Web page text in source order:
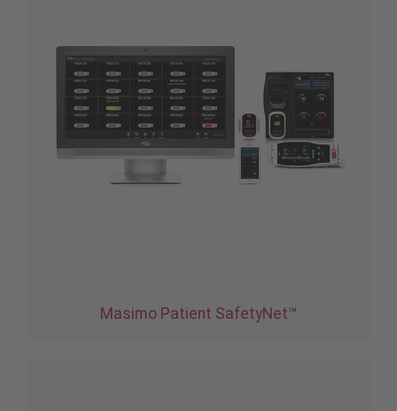
Masimo Patient SafetyNet™